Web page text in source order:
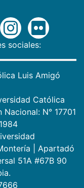
sociales:
Luis Amigó
Católica
N° 17701
Apartadó
51A #67B 90